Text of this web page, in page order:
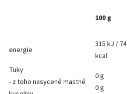
100 g
energie
315 kJ / 74
kcal
Tuky
- z toho nasycené mastné
0 g
0 g